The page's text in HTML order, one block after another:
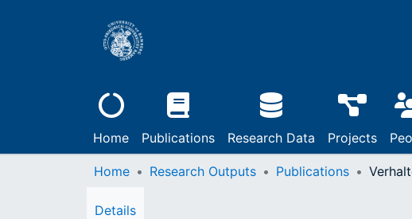
Home Publications Research Data Projects
Home Research Outputs Publications
Details